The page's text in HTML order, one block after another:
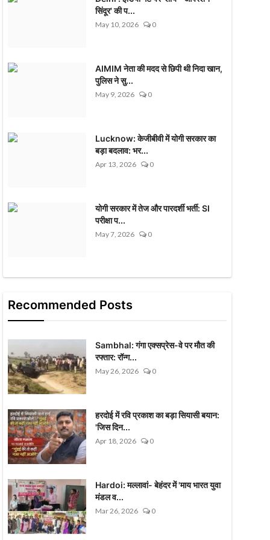
सिंदूर' की प...
May 10, 2026 0
AIMIM नेता की मदद से छिपी थी निदा खान,
पुलिस ने सु...
May 9, 2026 0
Lucknow: केजीबीवी में योगी सरकार का
बड़ा बदलाव: भर...
Apr 13, 2026 0
योगी सरकार में तेज और पारदर्शी भर्ती: SI
परीक्षा प...
May 7, 2026 0
Recommended Posts
Sambhal: गंगा एक्सप्रेस-वे पर मौत की
रफ्तार: रॉन्ग...
May 26, 2026 0
हरदोई में रवि प्रकाश का बड़ा सियासी बयान:
'जिस दिन...
Apr 18, 2026 0
Hardoi: मल्लावां- बेहंदर में 'माय भारत युवा
मंडल व...
Mar 26, 2026 0